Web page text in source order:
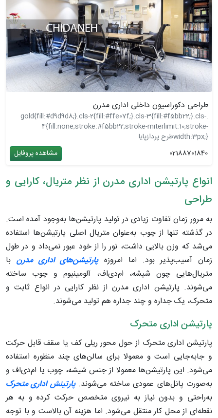
طراحی دکوراسیون داخلی اداری مدرن
.gold{fill:#d9d9d8;}.cls-2{fill:#ffe07f;}.cls-3{fill:#f5bb22;}.cls-
4{fill:none;stroke:#f5bb22;stroke-miterlimit:10;stroke-
width:3px;}طرح پردازپایا
02188701840
مشاهده پروفایل
انواع پارتیشن اداری مدرن از نظر متریال، کارایی و
طراحی
به مرور زمان تفاوت زیادی در تولید پارتیشن‌ها به‌وجود آمده است.
در گذشته تنها از چوب به‌عنوان متریال اصلی پارتیشن‌ها استفاده
می‌شد که وزن بالایی داشت، نور را از خود عبور نمی‌داد و در طول
زمان آسیب‌پذیر بود. اما امروزهپارتیشن‌های اداری مدرن با
متریال‌هایی چون شیشه، ام‌دی‌اف، آلومینیوم و چوب ساخته
می‌شوند. پارتیشن اداری مدرن از نظر کارایی در انواع ثابت و
متحرک، یک جداره و چند جداره هم تولید می‌شوند.
پارتیشن اداری متحرک
پارتیشن اداری متحرک از حول محور ریلی کف یا سقف قابل حرکت
و جابه‌جایی است و معمولا برای سالن‌های چند منظوره استفاده
می‌شود. این پارتیشن‌ها معمولا از جنس شیشه، چوب یا ام‌دی‌اف و
به‌صورت پانل‌های عمودی ساخته می‌شوند.پارتینش اداری متحرک
به‌راحتی و بدون نیاز به نیروی متخصص حرکت کرده و به هر
نقطه‌ای از محل کار منتقل می‌شود. اما هزینه آن بالاست و با توجه